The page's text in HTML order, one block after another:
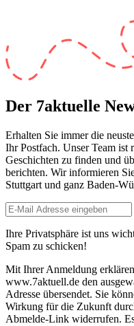
Der 7aktuelle
Erhalten Sie immer die
Ihr Postfach. Unser Team ist
Geschichten zu finden und
berichten. Wir informieren
Stuttgart und ganz Baden-
Ihre Privatsphäre ist uns
Spam zu schicken!
Mit Ihrer Anmeldung
www.7aktuell.de den
Adresse übersendet. Sie
Wirkung für die Zukunft
Abmelde-Link widerrufen.